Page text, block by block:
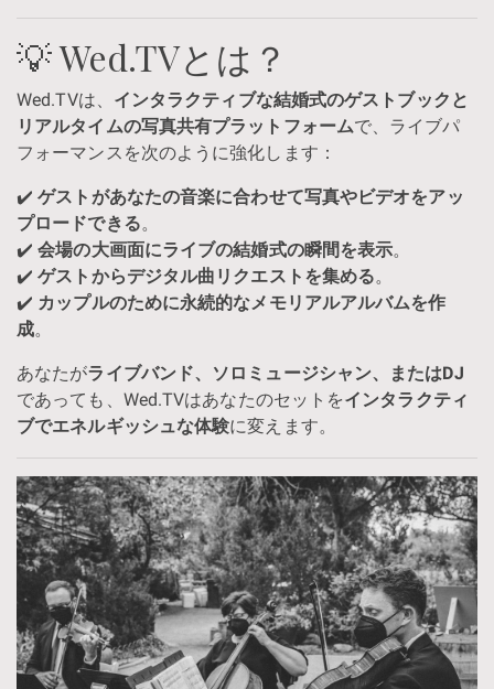
💡 Wed.TVとは？
Wed.TVは、 インタラクティブな結婚式のゲストブックと
リアルタイムの写真共有プラットフォームで、ライブパ
フォーマンスを次のように強化します：
✔️ゲストがあなたの音楽に合わせて写真やビデオをアッ
プロードできる。
✔️会場の大画面にライブの結婚式の瞬間を表示。
✔️ゲストからデジタル曲リクエストを集める。
✔️ カップルのために永続的なメモリアルアルバムを作
成。
あなたがライブバンド、ソロミュージシャン、またはDJ
であっても、Wed.TVはあなたのセットをインタラクティ
ブでエネルギッシュな体験に変えます。